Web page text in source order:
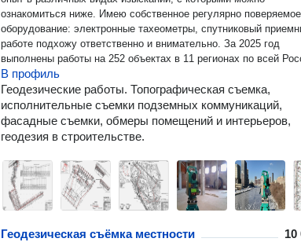
ознакомиться ниже. Имею собственное регулярно поверяемое
оборудование: электронные тахеометры, спутниковый
работе подхожу ответственно и внимательно. За 2025 год
выполнены работы на 252 объектах в 11 регионах по всей
В профиль
Геодезические работы. Топографическая съемка,
исполнительные съемки подземных коммуникаций,
фасадные съемки, обмеры помещений и интерьеров,
геодезия в строительстве.
Геодезическая съёмка местности
10